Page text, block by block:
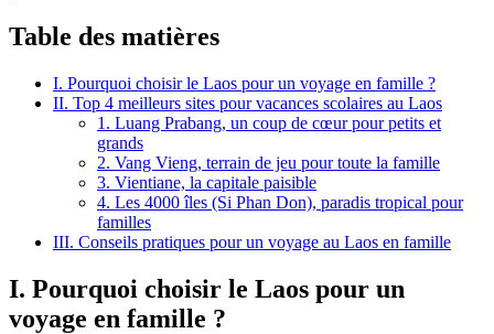
Table des matières
I. Pourquoi choisir le Laos pour un voyage en famille ?
II. Top 4 meilleurs sites pour vacances scolaires au Laos
1. Luang Prabang, un coup de cœur pour petits et
grands
2. Vang Vieng, terrain de jeu pour toute la famille
3. Vientiane, la capitale paisible
4. Les 4000 îles (Si Phan Don), paradis tropical pour
familles
III. Conseils pratiques pour un voyage au Laos en famille
I. Pourquoi choisir le Laos pour un
voyage en famille ?